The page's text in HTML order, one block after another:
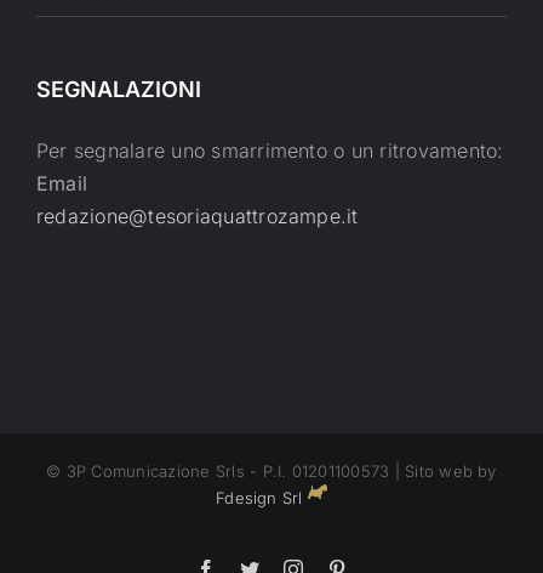
SEGNALAZIONI
Per segnalare uno smarrimento o un ritrovamento:
Email
redazione@tesoriaquattrozampe.it
© 3P Comunicazione Srls - P.I. 01201100573 | Sito web by
Fdesign Srl
Facebook
TwitterInstagram